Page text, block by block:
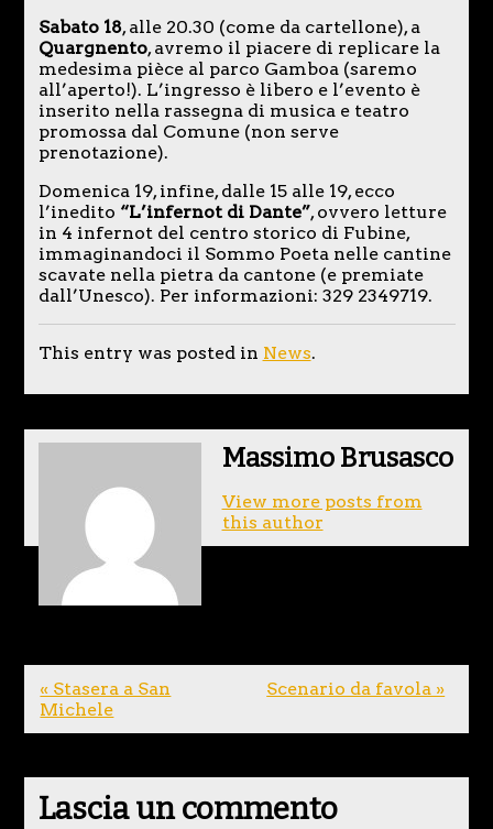
Sabato 18, alle 20.30 (come da cartellone), a
Quargnento, avremo il piacere di replicare la
medesima pièce al parco Gamboa (saremo
all’aperto!). L’ingresso è libero e l’evento è
inserito nella rassegna di musica e teatro
promossa dal Comune (non serve
prenotazione).
Domenica 19, infine, dalle 15 alle 19, ecco
l’inedito “L’infernot di Dante”, ovvero letture
in 4 infernot del centro storico di Fubine,
immaginandoci il Sommo Poeta nelle cantine
scavate nella pietra da cantone (e premiate
dall’Unesco). Per informazioni: 329 2349719.
This entry was posted in News.
Massimo Brusasco
View more posts from
this author
« Stasera a San
Michele
Scenario da favola »
Lascia un commento